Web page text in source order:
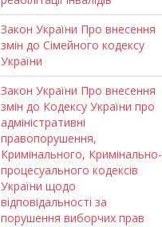
Закон України Про внесення
змін до Сімейного кодексу
України
Закон України Про внесення
змін до Кодексу України про
адміністративні
правопорушення,
Кримінального, Кримінально-
процесуального кодексів
України щодо
відповідальності за
порушення виборчих прав